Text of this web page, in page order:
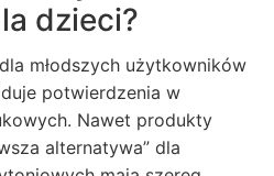
dzieci?
młodszych użytkowników
potwierdzenia w
Nawet produkty
alternatywa” dla